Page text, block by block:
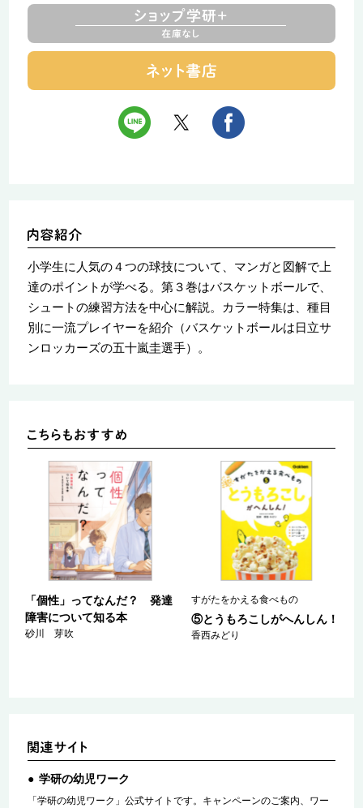
小学生に人気の４つの球技について、マンガと図解で上
達のポイントが学べる。第３巻はバスケットボールで、
シュートの練習方法を中心に解説。カラー特集は、種目
別に一流プレイヤーを紹介（バスケットボールは日立サ
ンロッカーズの五十嵐圭選手）。
「個性」ってなんだ？ 発達
障害について知る本
砂川 芽吹
すがたをかえる食べもの
⑤とうもろこしがへんしん！
香西みどり
学研の幼児ワーク
「学研の幼児ワーク」公式サイトです。キャンペーンのご案内、ワー